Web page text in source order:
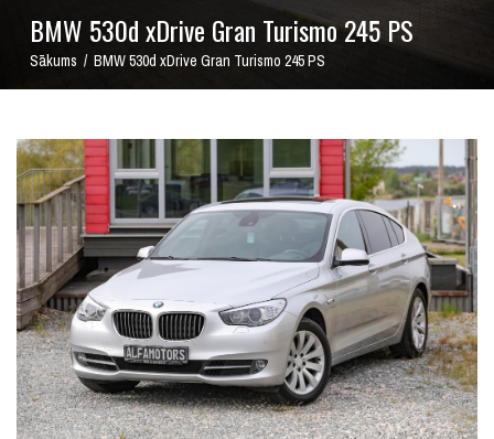
BMW 530d xDrive Gran Turismo 245 PS
Sākums / BMW 530d xDrive Gran Turismo 245 PS